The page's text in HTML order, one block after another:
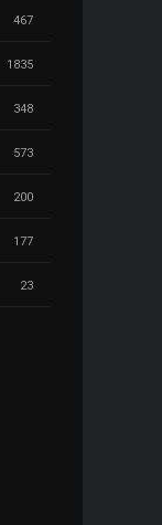
467
1835
348
573
200
177
23